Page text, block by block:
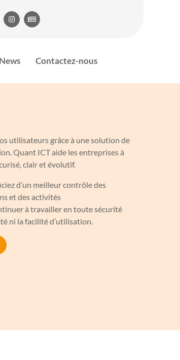
 
News Contactez-nous
utilisateurs grâce à une solution de
Quant ICT aide les entreprises à
clair et évolutif.
d’un meilleur contrôle des
et des activités
à travailler en toute sécurité
ni la facilité d’utilisation.